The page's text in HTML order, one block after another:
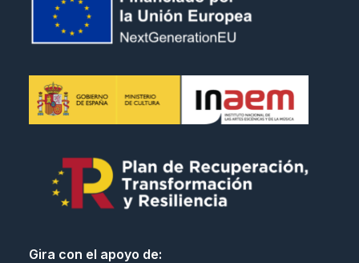
Gira con el apoyo de: